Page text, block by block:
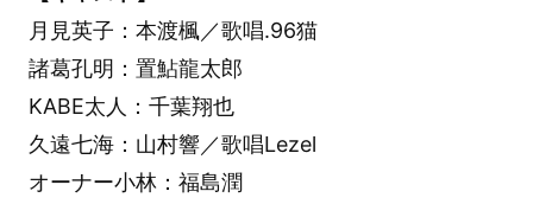
月見英子：本渡楓／歌唱.96猫
諸葛孔明：置鮎龍太郎
KABE太人：千葉翔也
久遠七海：山村響／歌唱Lezel
オーナー小林：福島潤